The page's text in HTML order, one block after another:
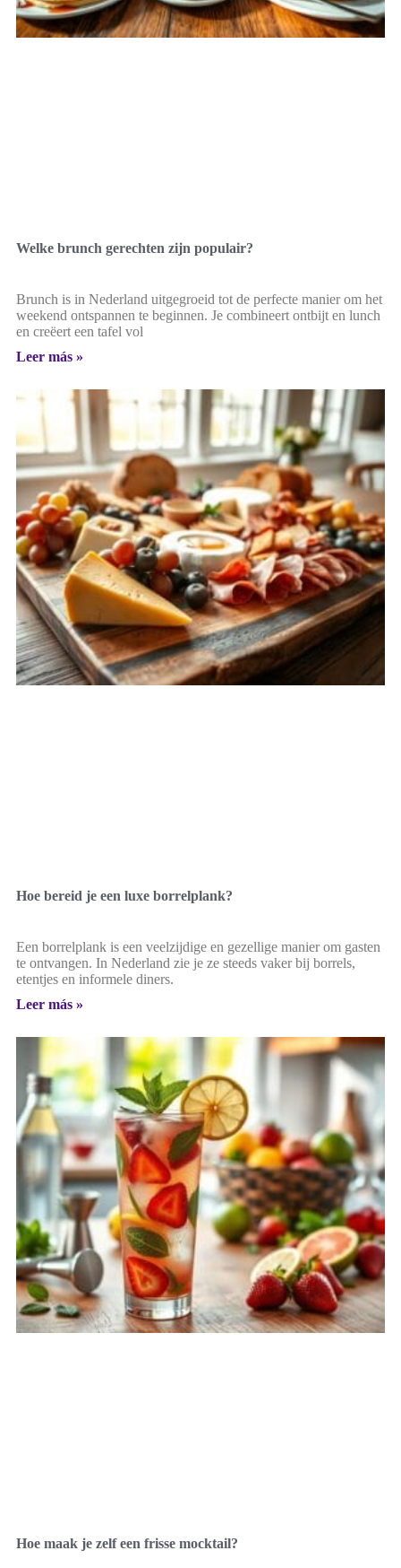
Welke brunch gerechten zijn populair?
Brunch is in Nederland uitgegroeid tot de perfecte manier om het
weekend ontspannen te beginnen. Je combineert ontbijt en lunch
en creëert een tafel vol
Leer más »
Hoe bereid je een luxe borrelplank?
Een borrelplank is een veelzijdige en gezellige manier om gasten
te ontvangen. In Nederland zie je ze steeds vaker bij borrels,
etentjes en informele diners.
Leer más »
Hoe maak je zelf een frisse mocktail?